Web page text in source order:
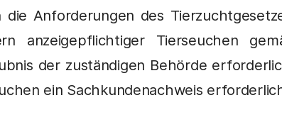
die Anforderungen des
anzeigepflichtiger Tierseuchen
der zuständigen Behörde
ein Sachkundenachweis